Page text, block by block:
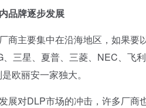
品牌逐步发展
主要集中在沿海地区，如果要
三星、夏普、三菱、NEC、飞
欧丽安一家独大。
对DLP市场的冲击，许多厂商